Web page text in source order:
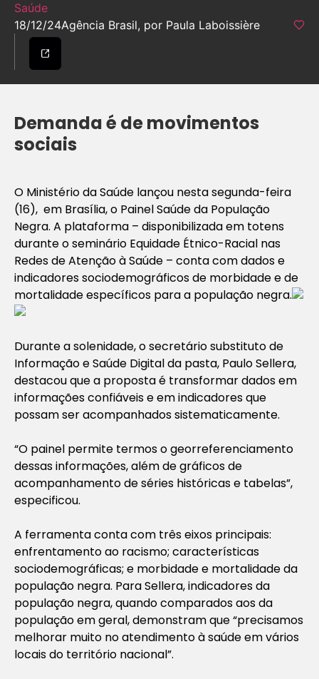
Saúde
18/12/24Agência Brasil, por Paula Laboissière
Demanda é de movimentos
sociais
O Ministério da Saúde lançou nesta segunda-feira
(16), em Brasília, o Painel Saúde da População
Negra. A plataforma – disponibilizada em totens
durante o seminário Equidade Étnico-Racial nas
Redes de Atenção à Saúde – conta com dados e
indicadores sociodemográficos de morbidade e de
mortalidade específicos para a população negra.
Durante a solenidade, o secretário substituto de
Informação e Saúde Digital da pasta, Paulo Sellera,
destacou que a proposta é transformar dados em
informações confiáveis e em indicadores que
possam ser acompanhados sistematicamente.
“O painel permite termos o georreferenciamento
dessas informações, além de gráficos de
acompanhamento de séries históricas e tabelas”,
especificou.
A ferramenta conta com três eixos principais:
enfrentamento ao racismo; características
sociodemográficas; e morbidade e mortalidade da
população negra. Para Sellera, indicadores da
população negra, quando comparados aos da
população em geral, demonstram que “precisamos
melhorar muito no atendimento à saúde em vários
locais do território nacional”.